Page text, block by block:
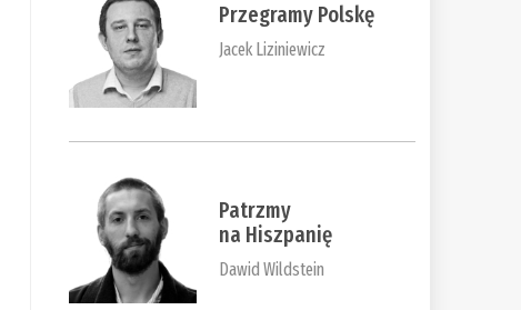
Przegramy Polskę
Jacek Liziniewicz
Patrzmy
na Hiszpanię
Dawid Wildstein